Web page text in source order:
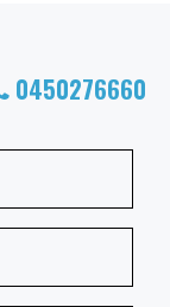
0450276660